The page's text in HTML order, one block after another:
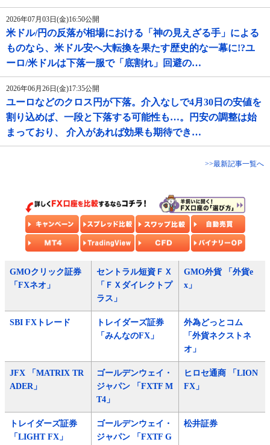
2026年07月03日(金)16:50公開
米ドル/円の反落が相場における「神の見えざる手」による
ものなら、米ドル安へ大転換を果たす歴史的な一幕に!?ユ
ーロ/米ドルは下落一服で「底割れ」回避の…
2026年06月26日(金)17:35公開
ユーロなどのクロス円が下落。介入なしで4月30日の安値を
割り込めば、一段と下落する可能性も…。円安の調整は始
まっており、 介入があれば効果も期待でき…
>>最新記事一覧へ
GMOクリック証券
「FXネオ」
セントラル短資ＦＸ
「ＦＸダイレクトプ
ラス」
GMO外貨 「外貨e
x」
SBI FXトレード
トレイダーズ証券
「みんなのFX」
外為どっとコム
「外貨ネクストネ
オ」
JFX 「MATRIX TR
ADER」
ゴールデンウェイ・
ジャパン 「FXTF M
T4」
ヒロセ通商 「LION
FX」
トレイダーズ証券
「LIGHT FX」
ゴールデンウェイ・
ジャパン 「FXTF G
松井証券